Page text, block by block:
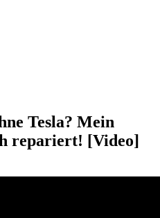
Tesla? Mein
repariert! [Video]